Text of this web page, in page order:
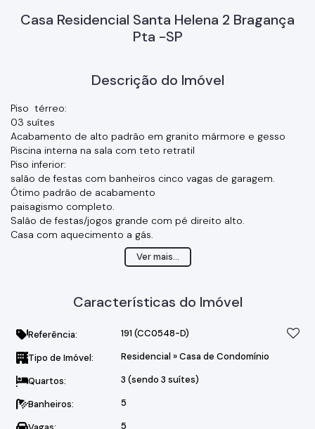
Casa Residencial Santa Helena 2 Bragança
Pta -SP
Descrição do Imóvel
Piso térreo:
03 suítes
Acabamento de alto padrão em granito mármore e gesso
Piscina interna na sala com teto retratil
Piso inferior:
salão de festas com banheiros cinco vagas de garagem.
Ótimo padrão de acabamento
paisagismo completo.
Salão de festas/jogos grande com pé direito alto.
Casa com aquecimento a gás.
Ver mais...
Características do Imóvel
Referência: 191 (CC0548-D)
Tipo de Imóvel: Residencial »Casa de Condomínio
Quartos: 3 (sendo 3 suítes)
Banheiros: 5
5